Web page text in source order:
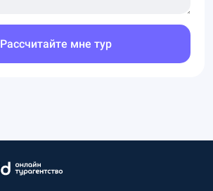
Рассчитайте мне тур